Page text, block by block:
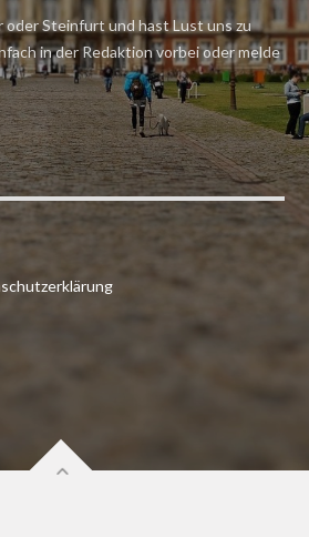
Steinfurt und hast Lust uns zu
in der Redaktion vorbei oder melde